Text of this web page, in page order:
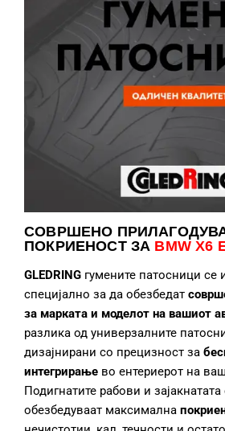
СОВРШЕНО
ПОКРИЕНОСТ ЗА BMW X6
GLEDRING гумените патосници се
специјално за да обезбедат
за марката и моделот на вашиот
разлика од универзалните
дизајнирани со прецизност за
интегрирање во ентериерот на
Подигнатите рабови и зајакнатата
обезбедуваат максимална